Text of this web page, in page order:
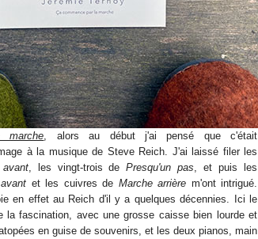
, alors au début j'ai pensé que c'était
à la musique de Steve Reich. J'ai laissé filer les
, les vingt-trois dePresqu'un pas , et puis les
et les cuivres de Marche arrière m'ont intrigué.
en effet au Reich d'il y a quelques décennies. Ici le
la fascination, avec une grosse caisse bien lourde et
en guise de souvenirs, et les deux pianos, main